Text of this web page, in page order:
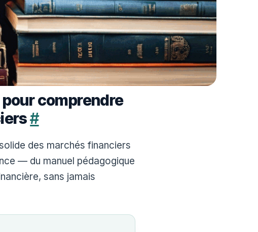
comprendre
#
des marchés financiers
— du manuel pédagogique
sans jamais